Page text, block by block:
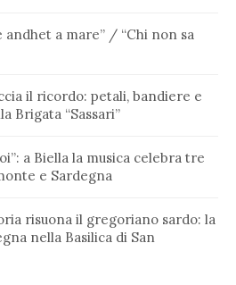
andhet a mare” / “Chi non sa
il ricordo: petali, bandiere e
Brigata “Sassari”
a Biella la musica celebra tre
e Sardegna
risuona il gregoriano sardo: la
nella Basilica di San